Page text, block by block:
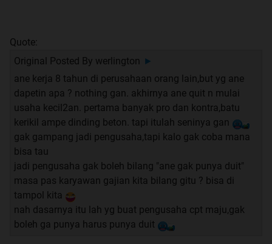
Quote:
Original Posted By werlington ►
ane kerja 8 tahun di perusahaan orang lain,but yg ane
dapetin apa ? nothing gan. akhirnya ane quit n mulai
usaha kecil2an. pertama banyak pro dan kontra,batu
kerikil ampe dinding beton. tapi itulah seninya gan
gak gampang jadi pengusaha,tapi kalo gak coba mana
bisa tau
jadi pengusaha gak boleh bilang "ane gak punya duit"
masa pas karyawan gajian kita bilang gitu ? bisa di
tampol kita
nah dasarnya itu lah yg buat pengusaha cpt maju,gak
boleh ga punya harus punya duit